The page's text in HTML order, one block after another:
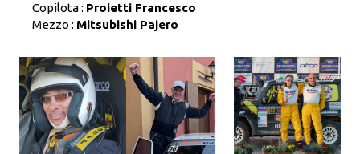
Copilota : Proietti Francesco
Mezzo : Mitsubishi Pajero